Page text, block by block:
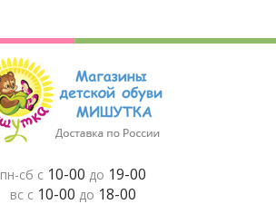
пн-сб с 10-00 до 19-00
вс с 10-00 до 18-00